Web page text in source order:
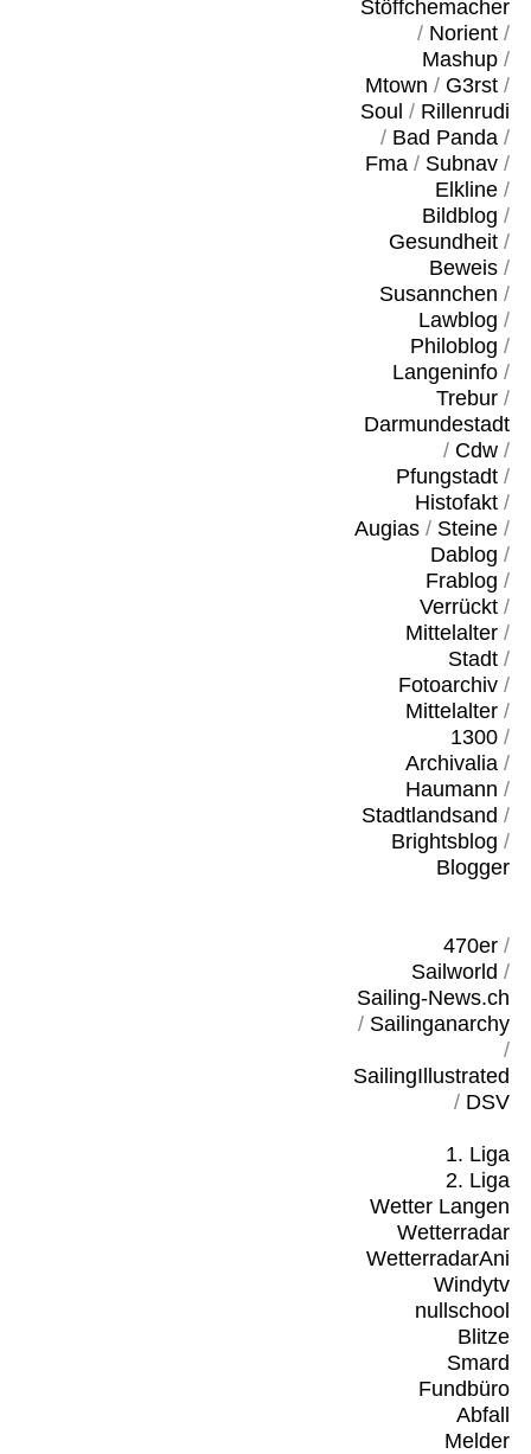
Stöffchemacher
/ Norient/
Mashup/
Mtown / G3rst/
Soul / Rillenrudi
/ Bad Panda/
Fma/ Subnav/
Elkline/
Bildblog /
Gesundheit/
Beweis/
Susannchen /
Lawblog /
Philoblog /
Langeninfo/
Trebur/
Darmundestadt
/ Cdw/
Pfungstadt/
Histofakt/
Augias/ Steine/
Dablog /
Frablog /
Verrückt/
Mittelalter/
Stadt/
Fotoarchiv/
Mittelalter/
1300/
Archivalia/
Haumann /
Stadtlandsand /
Brightsblog /
Blogger
470er/
Sailworld /
Sailing-News.ch
/ Sailinganarchy
/
SailingIllustrated
/ DSV
1. Liga
2. Liga
Wetter Langen
Wetterradar
WetterradarAni
Windytv
nullschool
Blitze
Smard
Fundbüro
Abfall
Melder